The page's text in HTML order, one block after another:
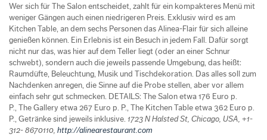
Wer sich für The Salon entscheidet, zahlt für ein kompakteres Menü mit
weniger Gängen auch einen niedrigeren Preis. Exklusiv wird es am
Kitchen Table, an dem sechs Personen das Alinea-Flair für sich alleine
genießen können. Ein Erlebnis ist ein Besuch in jedem Fall. Dafür sorgt
nicht nur das, was hier auf dem Teller liegt (oder an einer Schnur
schwebt), sondern auch die jeweils passende Umgebung, das heißt:
Raumdüfte, Beleuchtung, Musik und Tischdekoration. Das alles soll zum
Nachdenken anregen, die Sinne auf die Probe stellen, aber vor allem
einfach sehr gut schmecken. DETAILS: The Salon etwa 176 Euro p.
P., The Gallery etwa 267 Euro p. P., The Kitchen Table etwa 362 Euro p.
P., Getränke sind jeweils inklusive. 1723 N Halsted St, Chicago, USA, +1-
312- 8670110, http://alinearestaurant.com